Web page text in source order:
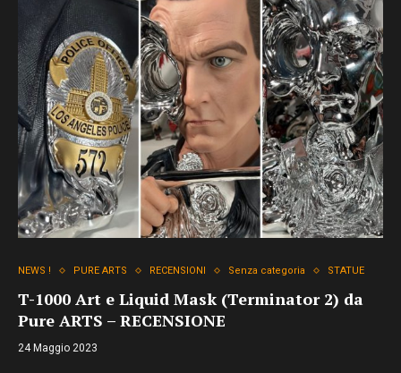
NEWS ! PURE ARTS RECENSIONI Senza categoria STATUE
T-1000 Art e Liquid Mask (Terminator 2) da
Pure ARTS – RECENSIONE
24 Maggio 2023